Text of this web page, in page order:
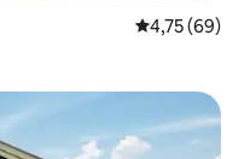
Średnia
4,75 (69)